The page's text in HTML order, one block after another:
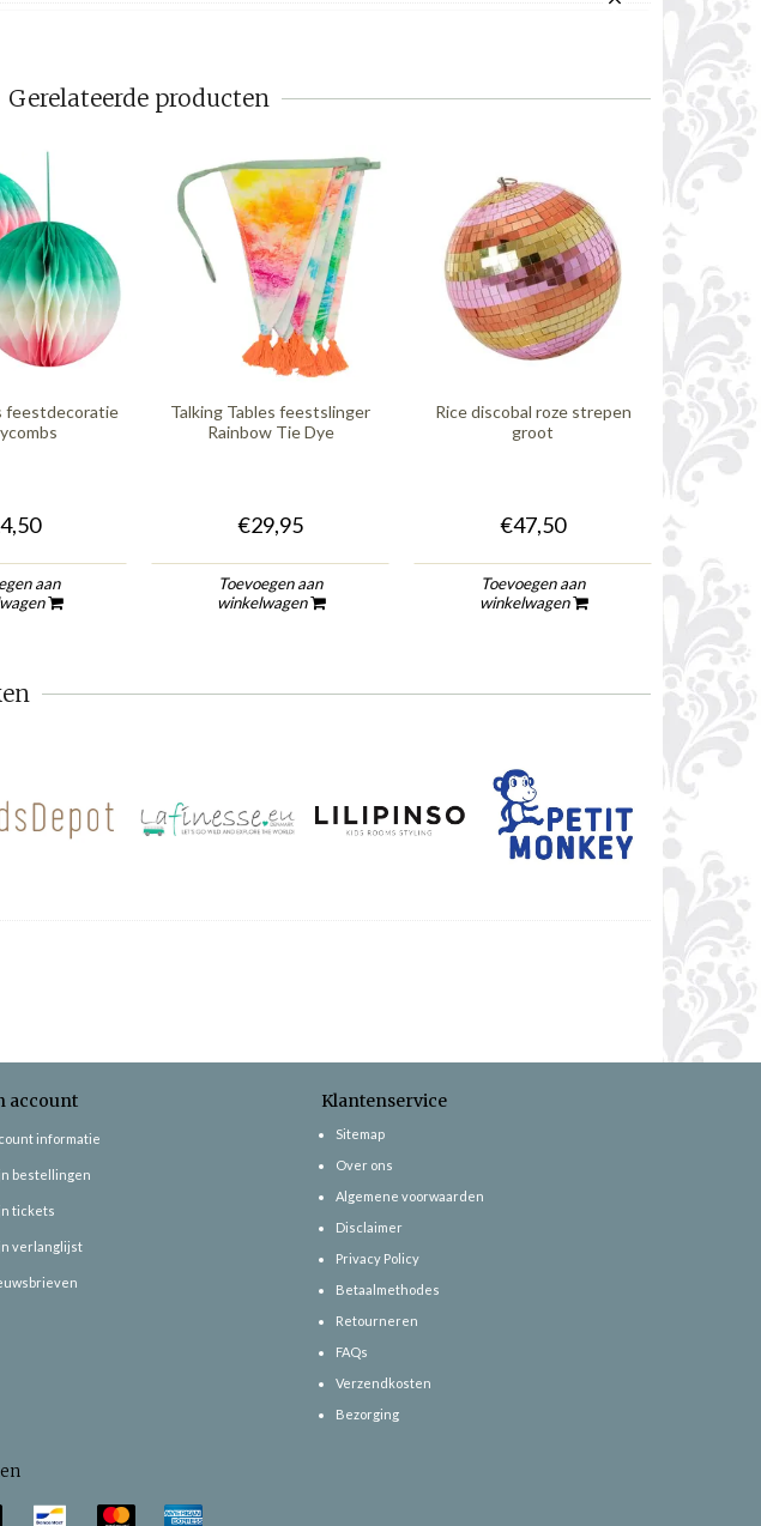
Gerelateerde producten
feestdecoratie
aan
Talking Tables feestslinger
Rainbow Tie Dye
€29,95
Toevoegen aan
winkelwagen
Rice discobal roze strepen
groot
€47,50
Toevoegen aan
winkelwagen
Sass &
account
informatie
bestellingen
tickets
verlanglijst
Klantenservice
Sitemap
Over ons
Algemene voorwaarden
Disclaimer
Privacy Policy
Betaalmethodes
Retourneren
FAQs
Verzendkosten
Bezorging